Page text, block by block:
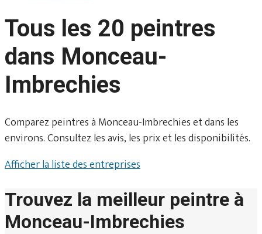
Tous les 20 peintres
dans Monceau-
Imbrechies
Comparez peintres à Monceau-Imbrechies et dans les
environs. Consultez les avis, les prix et les disponibilités.
Afficher la liste des entreprises
Trouvez la meilleur peintre à
Monceau-Imbrechies